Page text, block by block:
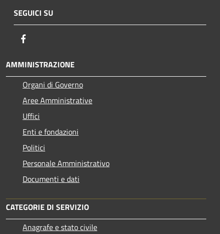
SEGUICI SU
AMMINISTRAZIONE
Organi di Governo
Aree Amministrative
Uffici
Enti e fondazioni
Politici
Personale Amministrativo
Documenti e dati
CATEGORIE DI SERVIZIO
Anagrafe e stato civile